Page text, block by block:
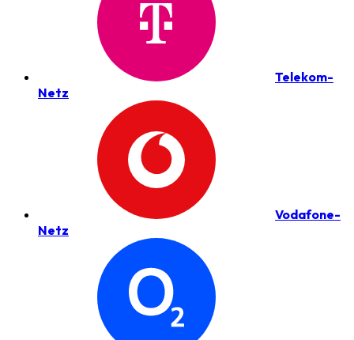
Telekom-
Netz
Vodafone-
Netz